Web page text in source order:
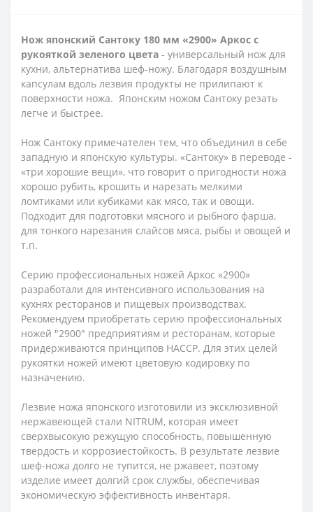
Нож японский Сантоку 180 мм «2900» Аркос с
рукояткой зеленого цвета - универсальный нож для
кухни, альтернатива шеф-ножу. Благодаря воздушным
капсулам вдоль лезвия продукты не прилипают к
поверхности ножа. Японским ножом Сантоку резать
легче и быстрее.
Нож Сантоку примечателен тем, что объединил в себе
западную и японскую культуры. «Сантоку» в переводе -
«три хорошие вещи», что говорит о пригодности ножа
хорошо рубить, крошить и нарезать мелкими
ломтиками или кубиками как мясо, так и овощи.
Подходит для подготовки мясного и рыбного фарша,
для тонкого нарезания слайсов мяса, рыбы и овощей и
т.п.
Серию профессиональных ножей Аркос «2900»
разработали для интенсивного использования на
кухнях ресторанов и пищевых производствах.
Рекомендуем приобретать серию профессиональных
ножей "2900" предприятиям и ресторанам, которые
придерживаются принципов HACCP. Для этих целей
рукоятки ножей имеют цветовую кодировку по
назначению.
Лезвие ножа японского изготовили из эксклюзивной
нержавеющей стали NITRUM, которая имеет
сверхвысокую режущую способность, повышенную
твердость и коррозиестойкость. В результате лезвие
шеф-ножа долго не тупится, не ржавеет, поэтому
изделие имеет долгий срок службы, обеспечивая
экономическую эффективность инвентаря.